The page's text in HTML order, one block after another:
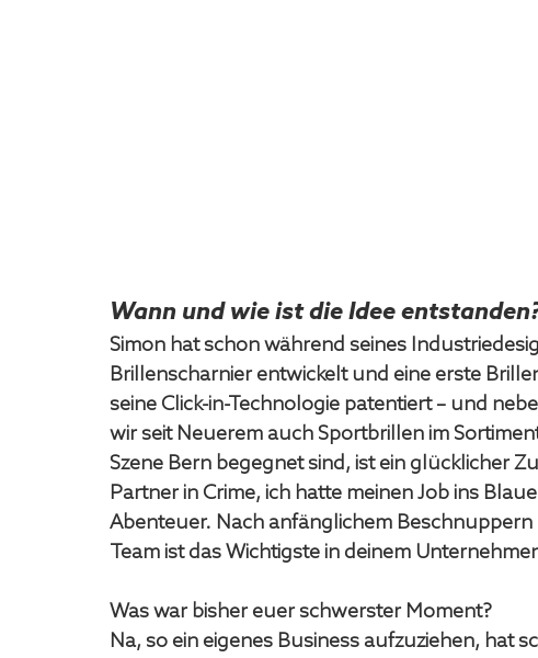
Wann und wie ist die Idee
Simon hat schon während seines
Brillenscharnier entwickelt und eine erste
seine Click-in-Technologie patentiert – und
wir seit Neuerem auch Sportbrillen im
Szene Bern begegnet sind, ist ein glücklicher
Partner in Crime, ich hatte meinen Job ins
Abenteuer. Nach anfänglichem Beschnuppern
Team ist das Wichtigste in deinem
Was war bisher euer schwerster Moment?
Na, so ein eigenes Business aufzuziehen, hat